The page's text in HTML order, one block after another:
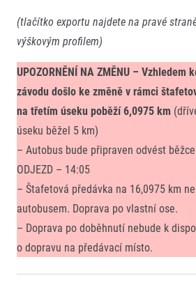
(tlačítko exportu najdete na pravé
výškovým profilem)
UPOZORNĚNÍ NA ZMĚNU – Vzhledem
závodu došlo ke změně v rámci
na třetím úseku poběží 6,0975 km
úseku běžel 5 km)
– Autobus bude připraven odvést
ODJEZD – 14:05
– Štafetová předávka na 16,0975 km
autobusem. Doprava po vlastní ose.
– Doprava po doběhnutí nebude k
o dopravu na předávací místo.